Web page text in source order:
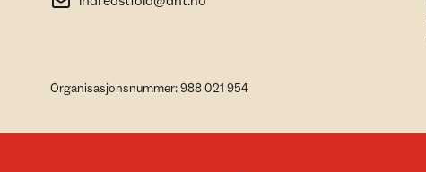
Organisasjonsnummer: 988 021 954